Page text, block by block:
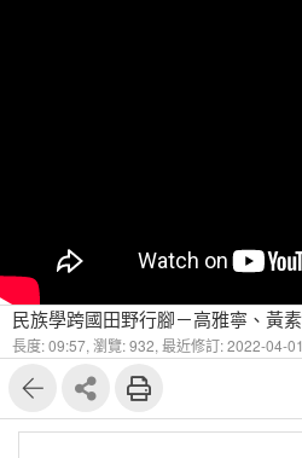
長度: 09:57, 瀏覽: 932, 最近修訂: 2022-04-01